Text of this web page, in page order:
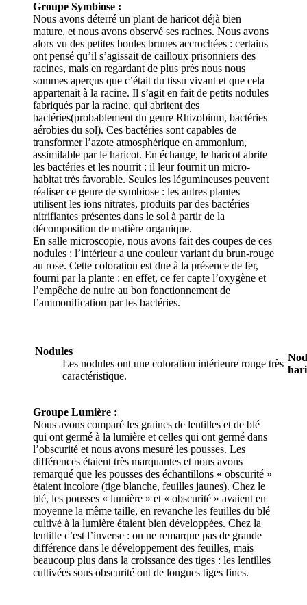
Groupe Symbiose :
Nous avons déterré un plant de haricot déjà bien
mature, et nous avons observé ses racines. Nous avons
alors vu des petites boules brunes accrochées : certains
ont pensé qu’il s’agissait de cailloux prisonniers des
racines, mais en regardant de plus près nous nous
sommes aperçus que c’était du tissu vivant et que cela
appartenait à la racine. Il s’agit en fait de petits nodules
fabriqués par la racine, qui abritent des
bactéries(probablement du genre Rhizobium, bactéries
aérobies du sol). Ces bactéries sont capables de
transformer l’azote atmosphérique en ammonium,
assimilable par le haricot. En échange, le haricot abrite
les bactéries et les nourrit : il leur fournit un micro-
habitat très favorable. Seules les légumineuses peuvent
réaliser ce genre de symbiose : les autres plantes
utilisent les ions nitrates, produits par des bactéries
nitrifiantes présentes dans le sol à partir de la
décomposition de matière organique.
En salle microscopie, nous avons fait des coupes de ces
nodules : l’intérieur a une couleur variant du brun-rouge
au rose. Cette coloration est due à la présence de fer,
fourni par la plante : en effet, ce fer capte l’oxygène et
l’empêche de nuire au bon fonctionnement de
l’ammonification par les bactéries.
Nodules
Les nodules ont une coloration intérieure rouge très
caractéristique.
Groupe Lumière :
Nous avons comparé les graines de lentilles et de blé
qui ont germé à la lumière et celles qui ont germé dans
l’obscurité et nous avons mesuré les pousses. Les
différences étaient très marquantes et nous avons
remarqué que les pousses des échantillons « obscurité »
étaient incolore (tige blanche, feuilles jaunes). Chez le
blé, les pousses « lumière » et « obscurité » avaient en
moyenne la même taille, en revanche les feuilles du blé
cultivé à la lumière étaient bien développées. Chez la
lentille c’est l’inverse : on ne remarque pas de grande
différence dans le développement des feuilles, mais
beaucoup plus dans la croissance des tiges : les lentilles
cultivées sous obscurité ont de longues tiges fines.